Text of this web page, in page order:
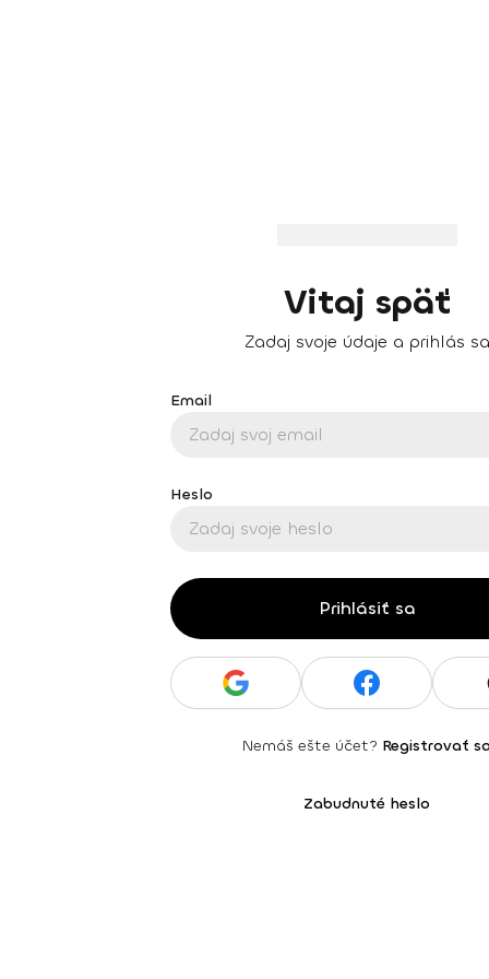
Vitaj späť
Zadaj svoje údaje a prihlás sa
Email
Heslo
Prihlásiť sa
Nemáš ešte účet? Registrovať
Zabudnuté heslo